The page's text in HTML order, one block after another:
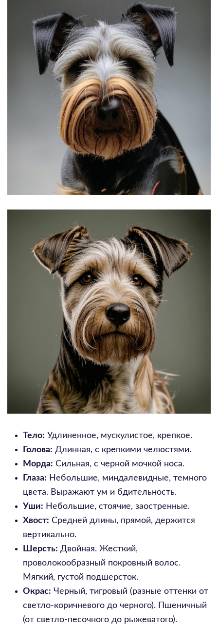
Тело: Удлиненное, мускулистое, крепкое.
Голова: Длинная, с крепкими челюстями.
Морда: Сильная, с черной мочкой носа.
Глаза: Небольшие, миндалевидные, темного
цвета. Выражают ум и бдительность.
Уши: Небольшие, стоячие, заостренные.
Хвост: Средней длины, прямой, держится
вертикально.
Шерсть: Двойная. Жесткий,
проволокообразный покровный волос.
Мягкий, густой подшерсток.
Окрас: Черный, тигровый (разные оттенки от
светло-коричневого до черного). Пшеничный
(от светло-песочного до рыжеватого).